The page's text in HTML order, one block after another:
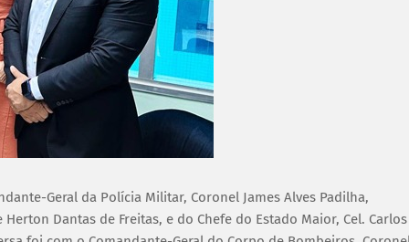
Geral da Polícia Militar, Coronel James Alves Padilha,
Dantas de Freitas, e do Chefe do Estado Maior, Cel. Carlos